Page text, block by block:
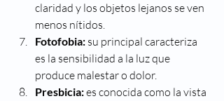
claridad y los objetos lejanos se ven
menos nítidos.
Fotofobia: su principal caracteriza
es la sensibilidad a la luz que
produce malestar o dolor.
Presbicia: es conocida como la vista